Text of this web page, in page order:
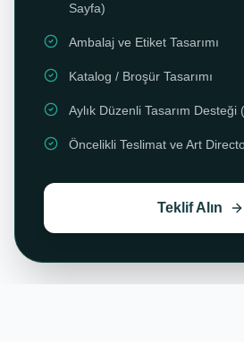
Sayfa)
Ambalaj ve Etiket Tasarımı
Katalog / Broşür Tasarımı
Aylık Düzenli Tasarım Desteği
Öncelikli Teslimat ve Art
Teklif Alın